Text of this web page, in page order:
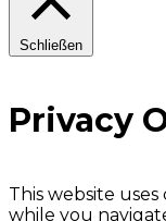
Schließen
Privacy
This website
while you